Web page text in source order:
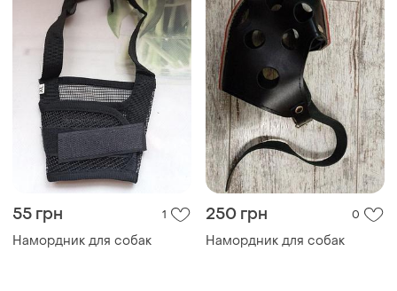
55 грн 1
Намордник для собак
250 грн 0
Намордник для собак